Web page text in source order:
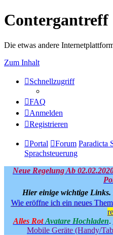
Contergantreff
Die etwas andere
Zum Inhalt
Schnellzugriff
FAQ
Anmelden
Registrieren
Portal Forum Paradicta
Sprachsteuerung
Neue Regelung Ab
Hier einige wichtige Links.
Wie eröffne ich ein neues
Alles Rot Avatare Hochladen.
Mobile Geräte (Handy/